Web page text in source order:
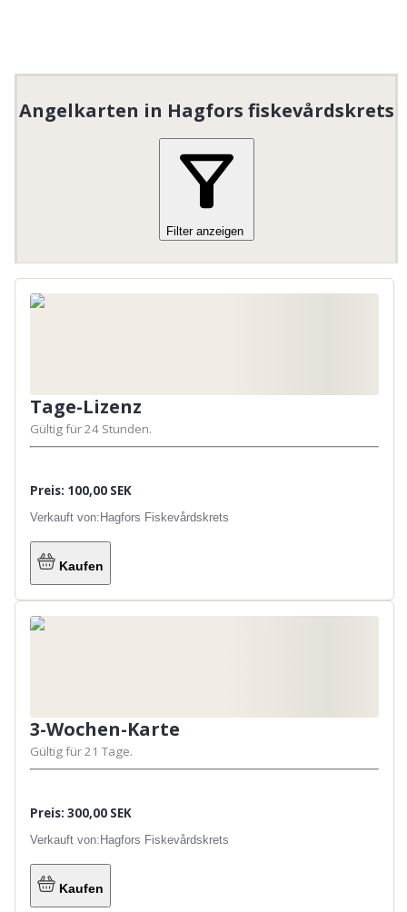
Angelkarten in Hagfors fiskevårdskrets
Filter anzeigen
Tage-Lizenz
Gültig für 24 Stunden.
Preis: 100,00 SEK
Verkauft von: Hagfors Fiskevårdskrets
Kaufen
3-Wochen-Karte
Gültig für 21 Tage.
Preis: 300,00 SEK
Verkauft von: Hagfors Fiskevårdskrets
Kaufen